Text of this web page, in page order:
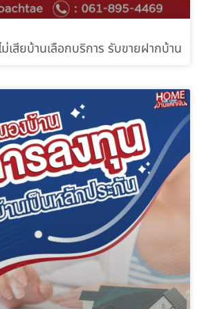
เสียบ้านเลือกบริการ รับขายฝากบ้าน